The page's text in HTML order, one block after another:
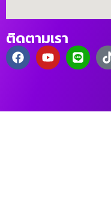
ติดตามเรา